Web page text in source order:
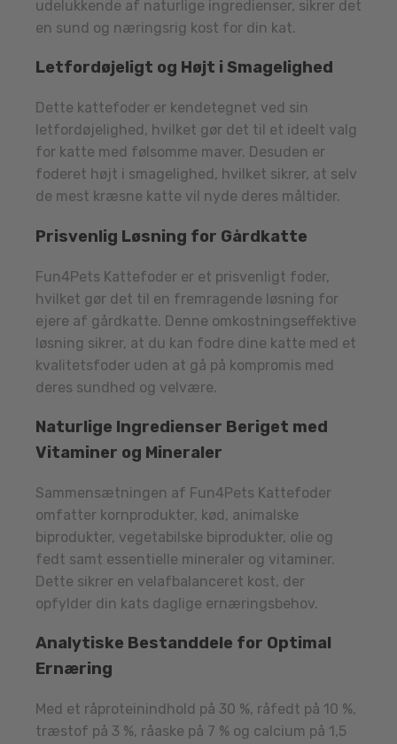
udelukkende af naturlige ingredienser, sikrer det
en sund og næringsrig kost for din kat.
Letfordøjeligt og Højt i Smagelighed
Dette kattefoder er kendetegnet ved sin
letfordøjelighed, hvilket gør det til et ideelt valg
for katte med følsomme maver. Desuden er
foderet højt i smagelighed, hvilket sikrer, at selv
de mest kræsne katte vil nyde deres måltider.
Prisvenlig Løsning for Gårdkatte
Fun4Pets Kattefoder er et prisvenligt foder,
hvilket gør det til en fremragende løsning for
ejere af gårdkatte. Denne omkostningseffektive
løsning sikrer, at du kan fodre dine katte med et
kvalitetsfoder uden at gå på kompromis med
deres sundhed og velvære.
Naturlige Ingredienser Beriget med
Vitaminer og Mineraler
Sammensætningen af Fun4Pets Kattefoder
omfatter kornprodukter, kød, animalske
biprodukter, vegetabilske biprodukter, olie og
fedt samt essentielle mineraler og vitaminer.
Dette sikrer en velafbalanceret kost, der
opfylder din kats daglige ernæringsbehov.
Analytiske Bestanddele for Optimal
Ernæring
Med et råproteinindhold på 30 %, råfedt på 10 %,
træstof på 3 %, råaske på 7 % og calcium på 1,5